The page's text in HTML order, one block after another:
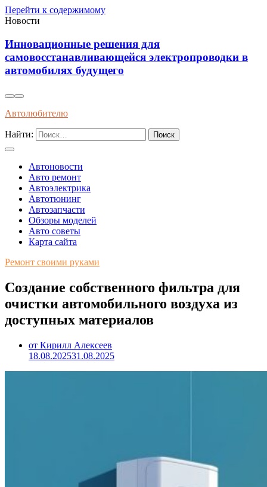
Перейти к содержимому
Новости
в
Установка виброизоляции
уменьшения шумов и
автомобиле
Автолюбителю
Найти:
Автоновости
Авто ремонт
Автоэлектрика
Автотюнинг
Автозапчасти
Обзоры моделей
Авто советы
Карта сайта
Ремонт своими руками
Создание собственного фильтра для
очистки автомобильного воздуха из
доступных материалов
от Кирилл Алексеев
18.08.202531.08.2025